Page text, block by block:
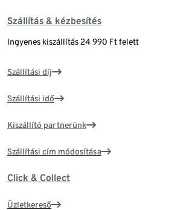
Szállítás & kézbesítés
Ingyenes kiszállítás 24 990 Ft felett
Szállítási díj
Szállítási idő
Kiszállító partnerünk
Szállítási cím módosítása
Click & Collect
Üzletkereső